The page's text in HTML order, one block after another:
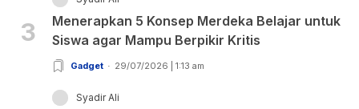
3
Menerapkan 5 Konsep Merdeka Belajar untuk
Siswa agar Mampu Berpikir Kritis
Gadget 29/07/2026 | 1:13 am
Syadir Ali